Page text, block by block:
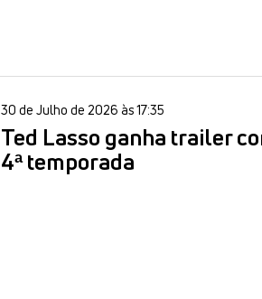
30 de Julho de 2026 às 17:35
Ted Lasso ganha trailer
4ª temporada